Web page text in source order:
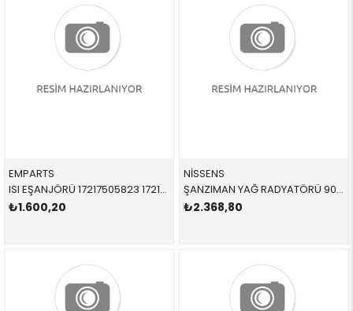
EMPARTS
ISI EŞANJÖRÜ 17217505823 17217505823 17217505823
₺1.600,20
NİSSENS
ŞANZIMAN YAĞ RADYATÖRÜ 90657 17227505826 17227505826 E46,E83,E85
₺2.368,80